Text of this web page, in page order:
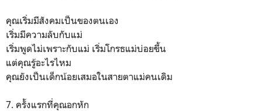
คุณเริ่มมีสังคมเป็นของตนเอง
เริ่มมีความลับกับแม่
เริ่มพูดไม่เพราะกับแม่ เริ่มโกรธแม่บ่อยขึ้น
แต่คุณรู้อะไรไหม
คุณยังเป็นเด็กน้อยเสมอในสายตาแม่คนเดิม
7. ครั้งแรกที่คุณอกหัก